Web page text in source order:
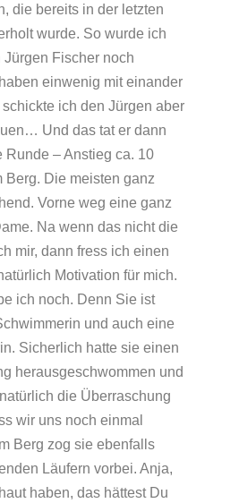
die bereits in der letzten
wurde. So wurde ich
Fischer noch
einwenig mit einander
ich den Jürgen aber
Und das tat er dann
Runde – Anstieg ca. 10
Berg. Die meisten ganz
Vorne weg eine ganz
Na wenn das nicht die
mir, dann fress ich einen
Motivation für mich.
ich noch. Denn Sie ist
und auch eine
Sicherlich hatte sie einen
herausgeschwommen und
die Überraschung
wir uns noch einmal
Berg zog sie ebenfalls
Läufern vorbei. Anja,
haben, das hättest Du